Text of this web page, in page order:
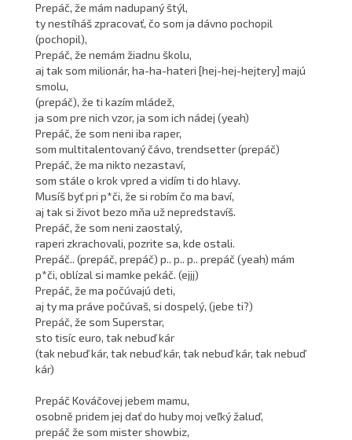
Prepáč, že mám nadupaný štýl,
ty nestíháš zpracovať, čo som ja dávno pochopil
(pochopil),
Prepáč, že nemám žiadnu školu,
aj tak som milionár, ha-ha-hateri [hej-hej-hejtery] majú
smolu,
(prepáč), že ti kazím mládež,
ja som pre nich vzor, ja som ich nádej (yeah)
Prepáč, že som neni iba raper,
som multitalentovaný čávo, trendsetter (prepáč)
Prepáč, že ma nikto nezastaví,
som stále o krok vpred a vidím ti do hlavy.
Musíš byť pri p*či, že si robím čo ma baví,
aj tak si život bezo mňa už nepredstavíš.
Prepáč, že som neni zaostalý,
raperi zkrachovali, pozrite sa, kde ostali.
Prepáč.. (prepáč, prepáč) p.. p.. p.. prepáč (yeah) mám
p*či, oblízal si mamke pekáč. (ejjj)
Prepáč, že ma počúvajú deti,
aj ty ma práve počúvaš, si dospelý, (jebe ti?)
Prepáč, že som Superstar,
sto tisíc euro, tak nebuď kár
(tak nebuď kár, tak nebuď kár, tak nebuď kár, tak nebuď
kár)
Prepáč Kováčovej jebem mamu,
osobně pridem jej dať do huby moj veľký žaluď,
prepáč že som mister showbiz,